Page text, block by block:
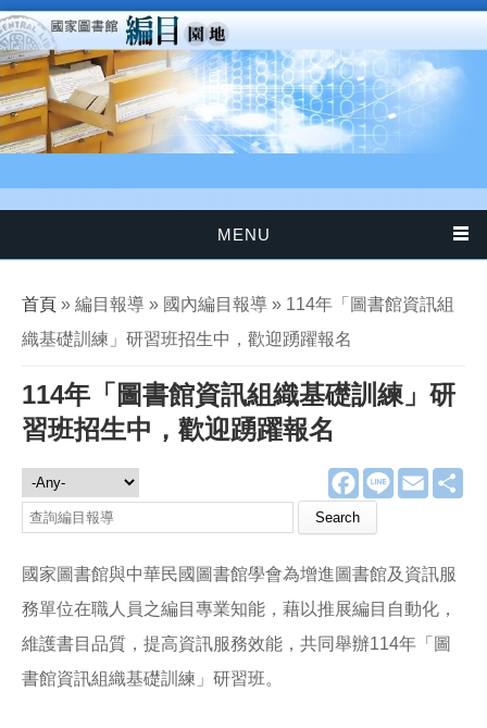
移至主內容
MENU
您在這裡
首頁 » 編目報導 » 國內編目報導 » 114年「圖書館資訊組
織基礎訓練」研習班招生中，歡迎踴躍報名
114年「圖書館資訊組織基礎訓練」研
習班招生中，歡迎踴躍報名
F
a
e
o
o
k
L
E
m
編目報導
國家圖書館與中華民國圖書館學會為增進圖書館及資訊服
務單位在職人員之編目專業知能，藉以推展編目自動化，
維護書目品質，提高資訊服務效能，共同舉辦114年「圖
書館資訊組織基礎訓練」研習班。